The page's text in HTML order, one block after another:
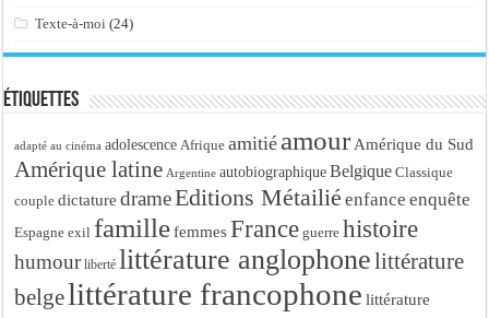
Texte-à-moi (24)
Étiquettes
adapté au cinéma adolescence Afrique amitié amour Amérique du Sud
Amérique latine Argentine autobiographique Belgique Classique
couple dictature drameEditions Métailié enfance enquête
Espagne exil famille femmes France guerre histoire
humour liberté littérature anglophonelittérature
belgelittérature francophone littérature